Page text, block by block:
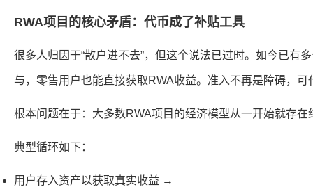
RWA项目的核心矛盾：代币成了补贴工具
很多人归因于“散户进不去”，但这个说法已过时。如今已有
与，零售用户也能直接获取RWA收益。准入不再是障碍，可
根本问题在于：大多数RWA项目的经济模型从一开始就存在
典型循环如下：
用户存入资产以获取真实收益 →